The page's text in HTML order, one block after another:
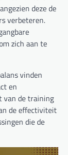
deze de
verbeteren.
zich aan te
vinden
en
van de training
de effectiviteit
die de